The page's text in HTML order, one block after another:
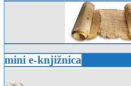
mini e-knjižnica